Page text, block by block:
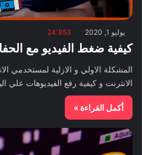
يوليو 1, 2020 24٬853
كيفية ضغط الفيديو مع
المشكلة الاولي و الازلية لمستخدمي
الانترنت و كيفية رفع الفيديوهات علي
أكمل القراءة »